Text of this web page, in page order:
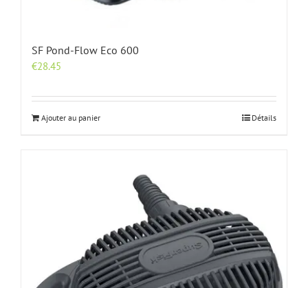
SF Pond-Flow Eco 600
€28.45
Ajouter au panier Détails